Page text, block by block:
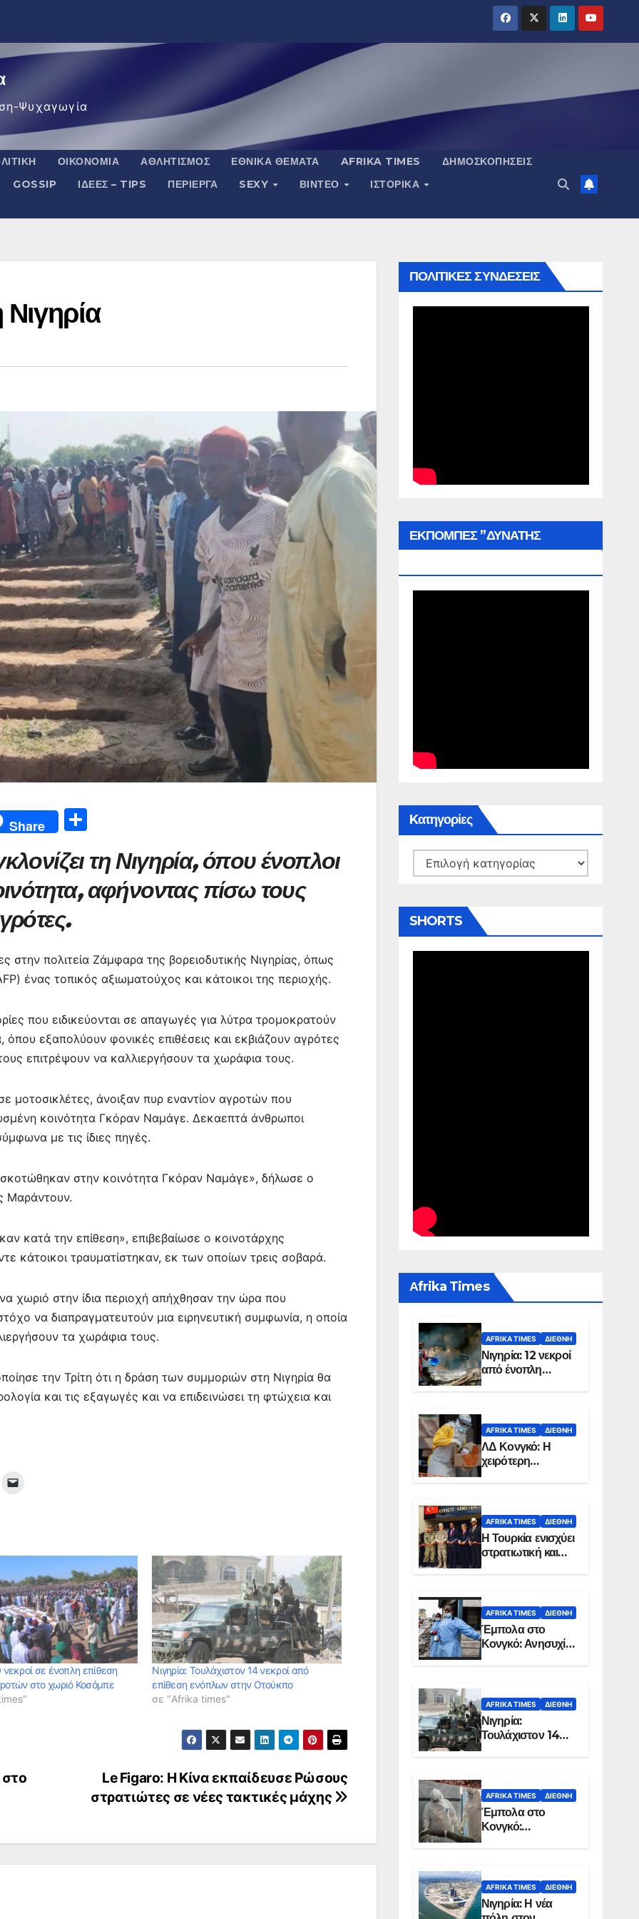
Ψυχαγωγία
ΟΙΚΟΝΟΜΊΑ ΑΘΛΗΤΙΣΜΌΣ ΕΘΝΙΚΆ ΘΈΜΑΤΑ AFRIKA TIMES
ΔΗΜΟΣΚΟΠΉΣΕΙΣ
GOSSIP ΙΔΈΕΣ – TIPS ΠΕΡΊΕΡΓΑ SEXY ΒΙΝΤΕΟ
ΙΣΤΟΡΙΚΆ
Share
ρ
α
ίτ
ε
τη Νιγηρία, όπου ένοπλοι
αφήνοντας πίσω τους
πολιτεία Ζάμφαρα της βορειοδυτικής Νιγηρίας, όπως
ένας τοπικός αξιωματούχος και κάτοικοι της περιοχής.
που ειδικεύονται σε απαγωγές για λύτρα τρομοκρατούν
όπου εξαπολύουν φονικές επιθέσεις και εκβιάζουν αγρότες
επιτρέψουν να καλλιεργήσουν τα χωράφια τους.
μοτοσικλέτες, άνοιξαν πυρ εναντίον αγροτών που
κοινότητα Γκόραν Ναμάγε. Δεκαεπτά άνθρωποι
με τις ίδιες πηγές.
στην κοινότητα Γκόραν Ναμάγε», δήλωσε ο
Μαράντουν.
κατά την επίθεση», επιβεβαίωσε ο κοινοτάρχης
κάτοικοι τραυματίστηκαν, εκ των οποίων τρεις σοβαρά.
χωριό στην ίδια περιοχή απήχθησαν την ώρα που
να διαπραγματευτούν μια ειρηνευτική συμφωνία, η οποία
τα χωράφια τους.
την Τρίτη ότι η δράση των συμμοριών στη Νιγηρία θα
και τις εξαγωγές και να επιδεινώσει τη φτώχεια και
νεκροί σε ένοπλη επίθεση
στο χωριό Κοσόμπε
Νιγηρία: Τουλάχιστον 14 νεκροί από
επίθεση ενόπλων στην Οτούκπο
σε "Afrika times"
Le Figaro: Η Κίνα εκπαίδευσε Ρώσους
στρατιώτες σε νέες τακτικές μάχης
στο
ΠΟΛΙΤΙΚΕΣ ΣΥΝΔΕΣΕΙΣ
ΕΚΠΟΜΠΕΣ ”ΔΥΝΑΤΗΣ
Kατηγορίες
Kατηγορίες
SHORTS
Αfrika Times
AFRIKA TIMES ΔΙΕΘΝΉ
Νιγηρία: 12 νεκροί
από ένοπλη
επίθεση σε χωριό
AFRIKA TIMES ΔΙΕΘΝΉ
ΛΔ Κονγκό: Η
χειρότερη
επιδημία Έμπολα
χώρας
AFRIKA TIMES ΔΙΕΘΝΉ
Η Τουρκία ενισχύει
στρατιωτική και
ενεργειακή
Σομαλία
AFRIKA TIMES ΔΙΕΘΝΉ
Έμπολα στο
Κονγκό: Ανησυχία
για τη μεγάλη
AFRIKA TIMES ΔΙΕΘΝΉ
Νιγηρία:
Τουλάχιστον 14
νεκροί από
στην Οτούκπο
AFRIKA TIMES ΔΙΕΘΝΉ
Έμπολα στο
Κονγκό:
Ξεπέρασαν τους
AFRIKA TIMES ΔΙΕΘΝΉ
Νιγηρία: Η νέα